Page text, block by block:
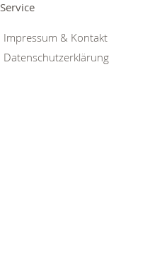
Service
Impressum & Kontakt
Datenschutzerklärung